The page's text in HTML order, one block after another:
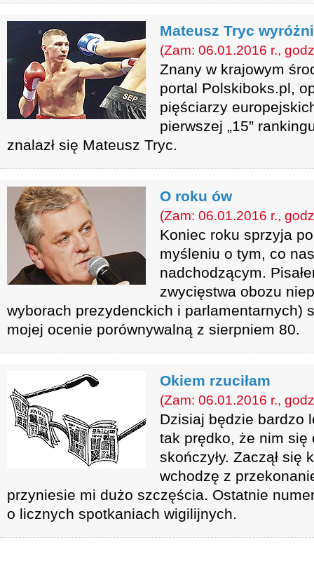
Mateusz Tryc
(Zam: 06.01.2016 r.,
Znany w krajowym
portal Polskiboks.pl,
pięściarzy
pierwszej „15”
znalazł się Mateusz Tryc.
O roku ów
(Zam: 06.01.2016 r.,
Koniec roku sprzyja
myśleniu o tym, co
nadchodzącym.
zwycięstwa obozu
wyborach prezydenckich i parlamentarnych)
mojej ocenie porównywalną z sierpniem 80.
Okiem rzuciłam
(Zam: 06.01.2016 r.,
Dzisiaj będzie bardzo
tak prędko, że nim się
skończyły. Zaczął się
wchodzę z
przyniesie mi dużo szczęścia. Ostatnie
o licznych spotkaniach wigilijnych.